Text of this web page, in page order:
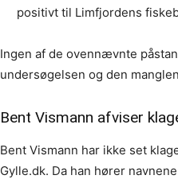
positivt til Limfjordens
Ingen af de ovennævnte
undersøgelsen og den
Bent Vismann afviser
Bent Vismann har ikke set
Gylle.dk. Da han hører